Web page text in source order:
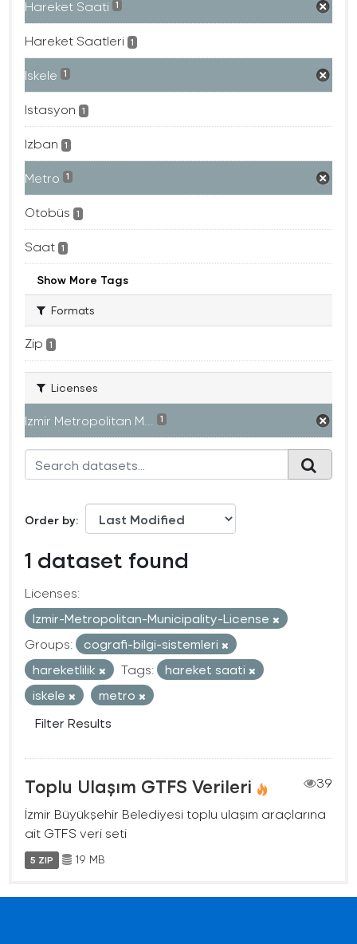
Hareket Saati 1
Hareket Saatleri 1
Iskele 1
Istasyon 1
Izban 1
Metro 1
Otobüs 1
Saat 1
Show More Tags
Formats
Zip 1
Licenses
Izmir Metropolitan M... 1
Order by
1 dataset found
Licenses:
Izmir-Metropolitan-Municipality-License
Groups:
cografi-bilgi-sistemleri
hareketlilik
Tags:
hareket saati
iskele
metro
Filter Results
Toplu Ulaşım GTFS Verileri
39
İzmir Büyükşehir Belediyesi toplu ulaşım araçlarına
ait GTFS veri seti
5 ZIP 19 MB